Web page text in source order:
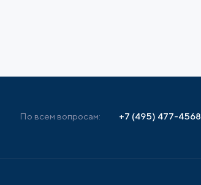
По всем вопросам: +7 (495) 477-4568